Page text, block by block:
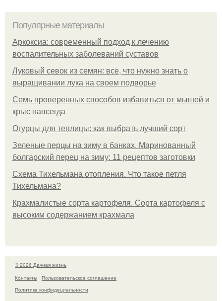
Популярные материалы
Аркоксиа: современный подход к лечению
воспалительных заболеваний суставов
Луковый севок из семян: все, что нужно знать о
выращивании лука на своем подворье
Семь проверенных способов избавиться от мышей и
крыс навсегда
Огурцы для теплицы: как выбрать лучший сорт
Зеленые перцы на зиму в банках. Маринованный
болгарский перец на зиму: 11 рецептов заготовки
Схема Тихельмана отопления. Что такое петля
Тихельмана?
Крахмалистые сорта картофеля. Сорта картофеля с
высоким содержанием крахмала
© 2026 Дачная жизнь
Контакты
Пользовательское соглашение
Политика конфидециальности